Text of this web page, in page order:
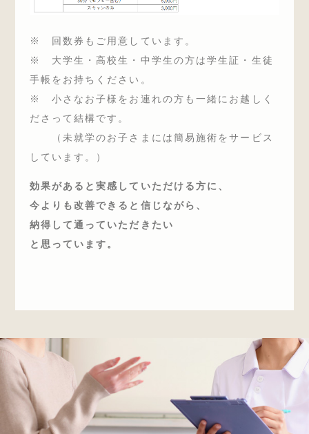
※ 回数券もご用意しています。
※ 大学生・高校生・中学生の方は学生証・生徒
手帳をお持ちください。
※ 小さなお子様をお連れの方も一緒にお越しく
ださって結構です。
（未就学のお子さまには簡易施術をサービス
しています。）
効果があると実感していただける方に、
今よりも改善できると信じながら、
納得して通っていただきたい
と思っています。